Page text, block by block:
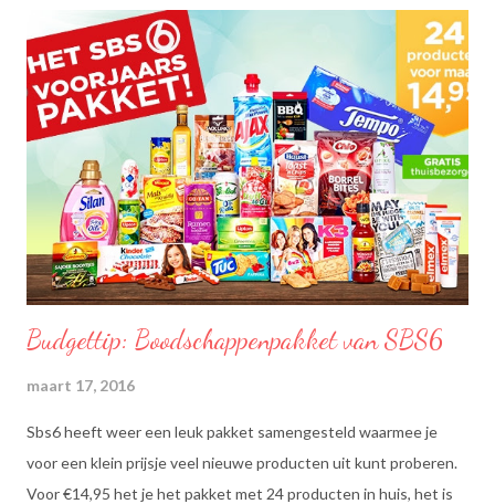
Budgettip: Boodschappenpakket van SBS6
maart 17, 2016
Sbs6 heeft weer een leuk pakket samengesteld waarmee je
voor een klein prijsje veel nieuwe producten uit kunt proberen.
Voor €14,95 het je het pakket met 24 producten in huis, het is